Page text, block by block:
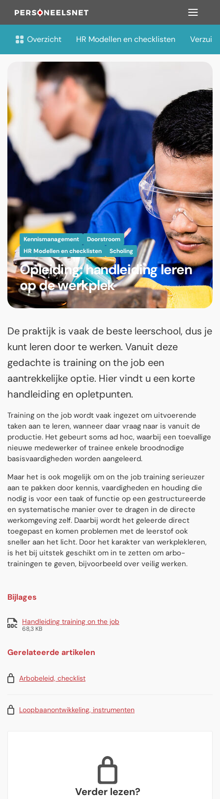
Overzicht HR Modellen en checklisten
Kennismanagement
Doorstroom
HR Modellen en checklisten
Scholing
Opleiding: handleiding leren
op de werkplek
De praktijk is vaak de beste leerschool, dus je
kunt leren door te werken. Vanuit deze
gedachte is training on the job een
aantrekkelijke optie. Hier vindt u een korte
handleiding en opletpunten.
Training on the job wordt vaak ingezet om uitvoerende
taken aan te leren, wanneer daar vraag naar is vanuit de
productie. Het gebeurt soms ad hoc, waarbij een toevallige
nieuwe medewerker of trainee enkele broodnodige
basisvaardigheden worden aangeleerd.
Maar het is ook mogelijk om on the job training serieuzer
aan te pakken door kennis, vaardigheden en houding die
nodig is voor een taak of functie op een gestructureerde
en systematische manier over te dragen in de directe
werkomgeving zelf. Daarbij wordt het geleerde direct
toegepast en komen problemen met de leerstof ook
sneller aan het licht. Door het karakter van werkplekleren,
is het bij uitstek geschikt om in te zetten om arbo-
trainingen te geven, bijvoorbeeld over veilig werken.
Bijlages
Handleiding training on the job
68,3 KB
Gerelateerde artikelen
Arbobeleid, checklist
Loopbaanontwikkeling, instrumenten
Verder lezen?